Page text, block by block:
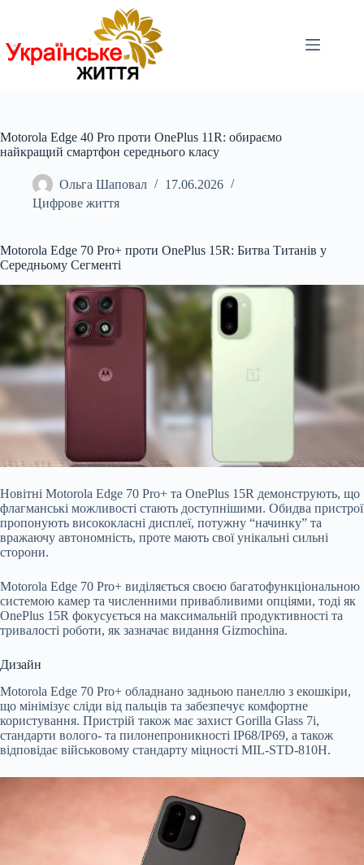
Motorola Edge 40 Pro проти OnePlus 11R: обираємо
найкращий смартфон середнього класу
Ольга Шаповал
17.06.2026
Цифрове життя
Motorola Edge 70 Pro+ проти OnePlus 15R: Битва Титанів у
Середньому Сегменті
Новітні Motorola Edge 70 Pro+ та OnePlus 15R демонструють, що
флагманські можливості стають доступнішими. Обидва пристрої
пропонують висококласні дисплеї, потужну “начинку” та
вражаючу автономність, проте мають свої унікальні сильні
сторони.
Motorola Edge 70 Pro+ виділяється своєю багатофункціональною
системою камер та численними привабливими опціями, тоді як
OnePlus 15R фокусується на максимальній продуктивності та
тривалості роботи, як зазначає видання Gizmochina.
Дизайн
Motorola Edge 70 Pro+ обладнано задньою панеллю з екошкіри,
що мінімізує сліди від пальців та забезпечує комфортне
користування. Пристрій також має захист Gorilla Glass 7i,
стандарти волого- та пилонепроникності IP68/IP69, а також
відповідає військовому стандарту міцності MIL-STD-810H.